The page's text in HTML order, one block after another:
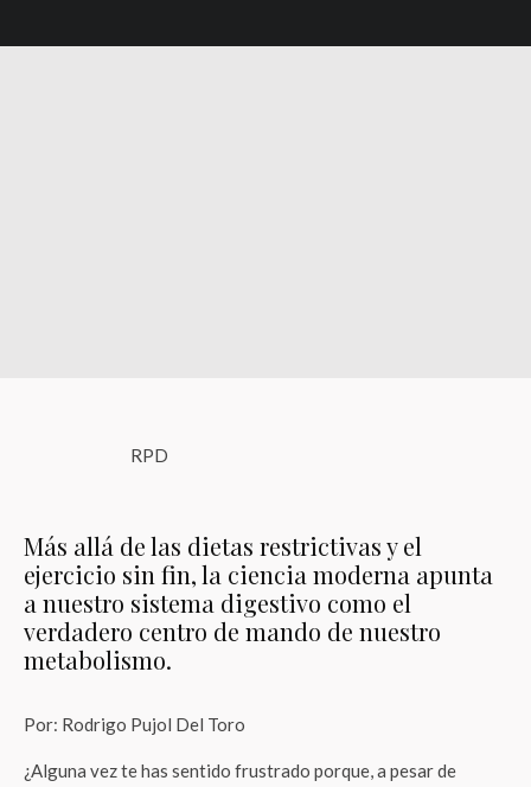
RPD
Más allá de las dietas restrictivas y el
ejercicio sin fin, la ciencia moderna apunta
a nuestro sistema digestivo como el
verdadero centro de mando de nuestro
metabolismo.
Por: Rodrigo Pujol Del Toro
¿Alguna vez te has sentido frustrado porque, a pesar de